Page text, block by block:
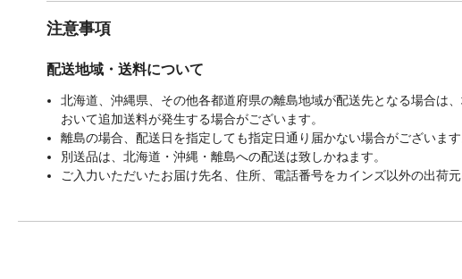
注意事項
配送地域・送料について
北海道、沖縄県、その他各都道府県の離島地域が配送先となる場合は
おいて追加送料が発生する場合がございます。
離島の場合、配送日を指定しても指定日通り届かない場合がございます
別送品は、北海道・沖縄・離島への配送は致しかねます。
ご入力いただいたお届け先名、住所、電話番号をカインズ以外の出荷